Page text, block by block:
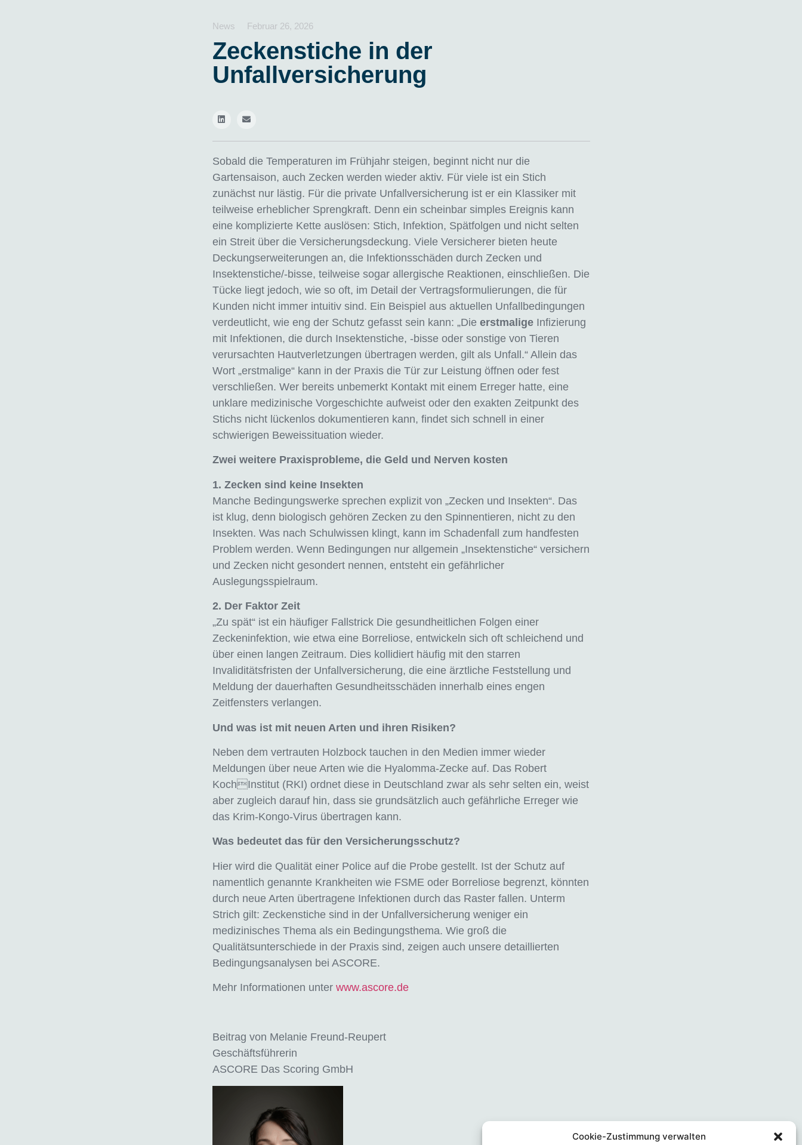
Cookie-Zustimmung verwalten
News Februar 26, 2026
Zeckenstiche in der
Unfallversicherung
Sobald die Temperaturen im Frühjahr steigen, beginnt nicht nur die
Gartensaison, auch Zecken werden wieder aktiv. Für viele ist ein Stich
zunächst nur lästig. Für die private Unfallversicherung ist er ein Klassiker mit
teilweise erheblicher Sprengkraft. Denn ein scheinbar simples Ereignis kann
eine komplizierte Kette auslösen: Stich, Infektion, Spätfolgen und nicht selten
ein Streit über die Versicherungsdeckung. Viele Versicherer bieten heute
Deckungserweiterungen an, die Infektionsschäden durch Zecken und
Insektenstiche/-bisse, teilweise sogar allergische Reaktionen, einschließen. Die
Tücke liegt jedoch, wie so oft, im Detail der Vertragsformulierungen, die für
Kunden nicht immer intuitiv sind. Ein Beispiel aus aktuellen Unfallbedingungen
verdeutlicht, wie eng der Schutz gefasst sein kann: „Die erstmaligeInfizierung
mit Infektionen, die durch Insektenstiche, -bisse oder sonstige von Tieren
verursachten Hautverletzungen übertragen werden, gilt als Unfall.“ Allein das
Wort „erstmalige“ kann in der Praxis die Tür zur Leistung öffnen oder fest
verschließen. Wer bereits unbemerkt Kontakt mit einem Erreger hatte, eine
unklare medizinische Vorgeschichte aufweist oder den exakten Zeitpunkt des
Stichs nicht lückenlos dokumentieren kann, findet sich schnell in einer
schwierigen Beweissituation wieder.
Zwei weitere Praxisprobleme, die Geld und Nerven kosten
1. Zecken sind keine Insekten
Manche Bedingungswerke sprechen explizit von „Zecken und Insekten“. Das
ist klug, denn biologisch gehören Zecken zu den Spinnentieren, nicht zu den
Insekten. Was nach Schulwissen klingt, kann im Schadenfall zum handfesten
Problem werden. Wenn Bedingungen nur allgemein „Insektenstiche“ versichern
und Zecken nicht gesondert nennen, entsteht ein gefährlicher
Auslegungsspielraum.
2. Der Faktor Zeit
„Zu spät“ ist ein häufiger Fallstrick Die gesundheitlichen Folgen einer
Zeckeninfektion, wie etwa eine Borreliose, entwickeln sich oft schleichend und
über einen langen Zeitraum. Dies kollidiert häufig mit den starren
Invaliditätsfristen der Unfallversicherung, die eine ärztliche Feststellung und
Meldung der dauerhaften Gesundheitsschäden innerhalb eines engen
Zeitfensters verlangen.
Und was ist mit neuen Arten und ihren Risiken?
Neben dem vertrauten Holzbock tauchen in den Medien immer wieder
Meldungen über neue Arten wie die Hyalomma-Zecke auf. Das Robert
KochInstitut (RKI) ordnet diese in Deutschland zwar als sehr selten ein, weist
aber zugleich darauf hin, dass sie grundsätzlich auch gefährliche Erreger wie
das Krim-Kongo-Virus übertragen kann.
Was bedeutet das für den Versicherungsschutz?
Hier wird die Qualität einer Police auf die Probe gestellt. Ist der Schutz auf
namentlich genannte Krankheiten wie FSME oder Borreliose begrenzt, könnten
durch neue Arten übertragene Infektionen durch das Raster fallen. Unterm
Strich gilt: Zeckenstiche sind in der Unfallversicherung weniger ein
medizinisches Thema als ein Bedingungsthema. Wie groß die
Qualitätsunterschiede in der Praxis sind, zeigen auch unsere detaillierten
Bedingungsanalysen bei ASCORE.
Mehr Informationen unter www.ascore.de
Beitrag von Melanie Freund-Reupert
Geschäftsführerin
ASCORE Das Scoring GmbH